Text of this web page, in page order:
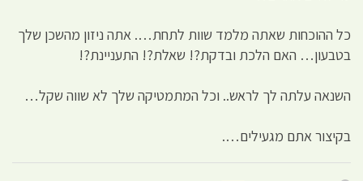
כל ההוכחות שאתה מלמד שוות לתחת…. אתה ניזון מהשכן שלך
בטבעון… האם הלכת ובדקת?! שאלת?! התעניינת?!
השנאה עלתה לך לראש.. וכל המתמטיקה שלך לא שווה שקל…
בקיצור אתם מגעילים….